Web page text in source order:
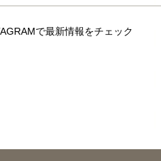
で最新情報をチェック